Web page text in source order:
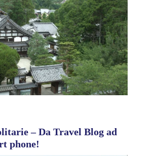
– Da Travel Blog ad
phone!